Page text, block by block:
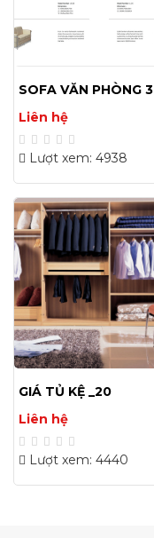
SOFA VĂN PHÒNG 3
Liên hệ
Lượt xem: 4938
GIÁ TỦ KỆ _20
Liên hệ
Lượt xem: 4440